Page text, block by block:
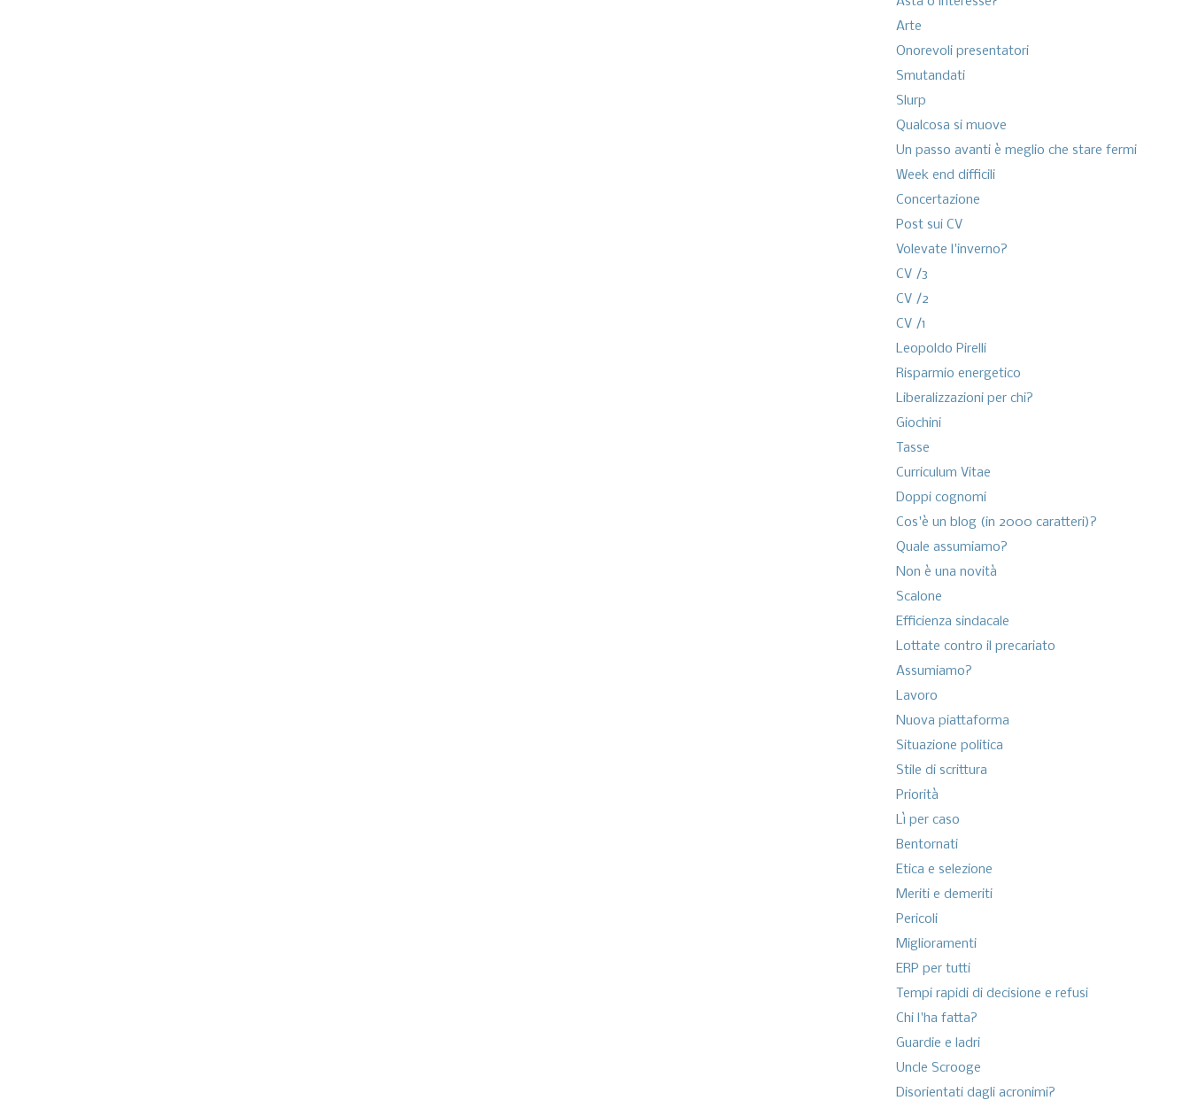
Arte
Onorevoli presentatori
Smutandati
Slurp
Qualcosa si muove
Un passo avanti è meglio che stare fermi
Week end difficili
Concertazione
Post sui CV
Volevate l'inverno?
CV /3
CV /2
CV /1
Leopoldo Pirelli
Risparmio energetico
Liberalizzazioni per chi?
Giochini
Tasse
Curriculum Vitae
Doppi cognomi
Cos'è un blog (in 2000 caratteri)?
Quale assumiamo?
Non è una novità
Scalone
Efficienza sindacale
Lottate contro il precariato
Assumiamo?
Lavoro
Nuova piattaforma
Situazione politica
Stile di scrittura
Priorità
Lì per caso
Bentornati
Etica e selezione
Meriti e demeriti
Pericoli
Miglioramenti
ERP per tutti
Tempi rapidi di decisione e refusi
Chi l'ha fatta?
Guardie e ladri
Uncle Scrooge
Disorientati dagli acronimi?